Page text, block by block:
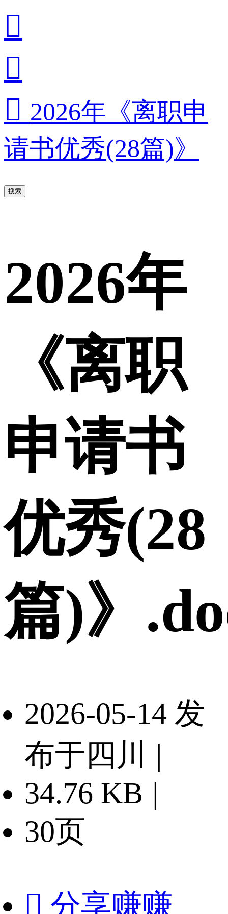


 2026年《离职申
请书优秀(28篇)》
搜索
2026年
《离职
申请书
优秀(28
篇)》
2026-05-14 发
布于四川
|
34.76 KB |
30页
 分享赚赚